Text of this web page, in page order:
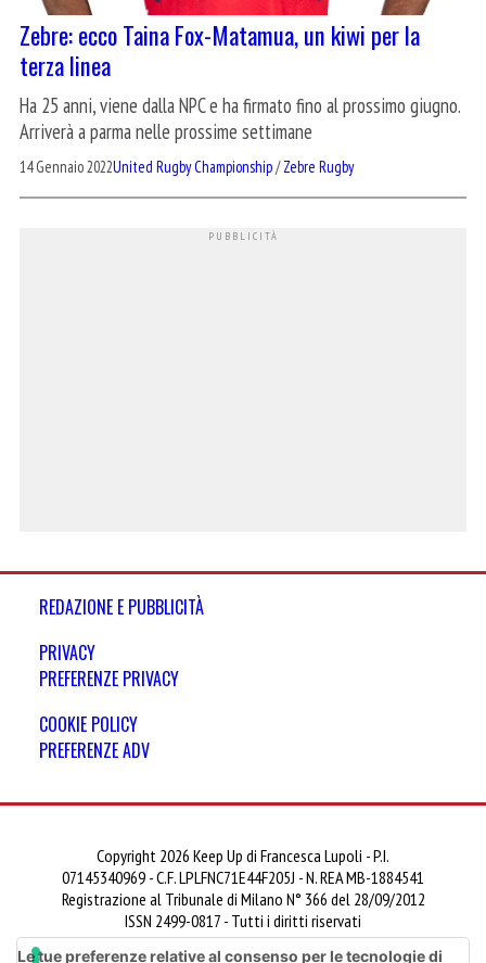
Zebre: ecco Taina Fox-Matamua, un kiwi per la
terza linea
Ha 25 anni, viene dalla NPC e ha firmato fino al prossimo giugno.
Arriverà a parma nelle prossime settimane
14 Gennaio 2022United Rugby Championship/Zebre Rugby
REDAZIONE E PUBBLICITÀ
PRIVACY
PREFERENZE PRIVACY
COOKIE POLICY
PREFERENZE ADV
Copyright 2026 Keep Up di Francesca Lupoli - P.I.
07145340969 - C.F. LPLFNC71E44F205J - N. REA MB-1884541
Registrazione al Tribunale di Milano N° 366 del 28/09/2012
ISSN 2499-0817 - Tutti i diritti riservati
Le tue preferenze relative al consenso per le tecnologie di